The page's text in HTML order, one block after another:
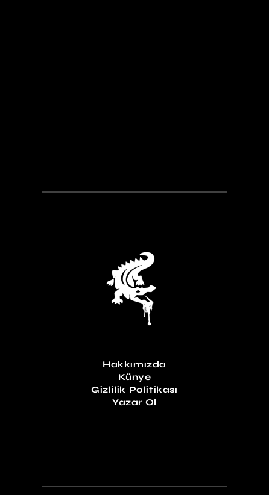
Hakkımızda
Künye
Gizlilik Politikası
Yazar Ol